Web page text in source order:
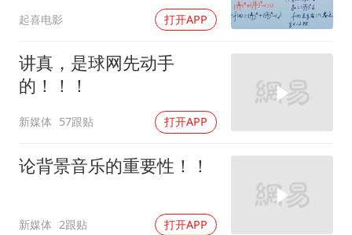
上半年全球新能源乘用车销量1122万台
加沙约14万栋建筑被完全摧毁
起喜电影 打开APP
讲真，是球网先动手
的！！！
新媒体 57跟贴 打开APP
论背景音乐的重要性！！
新媒体 2跟贴 打开APP